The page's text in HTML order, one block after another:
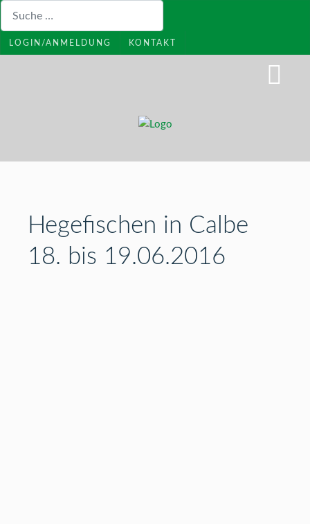
LOGIN/ANMELDUNG KONTAKT
Hegefischen in Calbe
18. bis 19.06.2016